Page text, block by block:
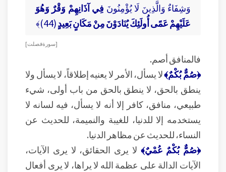
وَشِفَاءٌ وَالَّذِينَ لَا يُؤْمِنُونَ فِي آذَانِهِمْ وَقْرٌ وَهُوَ
عَلَيْهِمْ عَمًى أُولَئِكَ يُنَادَوْنَ مِنْ مَكَانٍ بَعِيدٍ(44)﴾
[ سورة فصلت ]
فالمنافق أصم.
﴿صُمٌّ بُكْمٌ﴾لا يسأل، الأمر لا يعنيه إطلاقاً، لا يسأل ولا
ينطق بالحق، لا ينطق بالحق من باب أولى، شيء
طبيعي، منافق، كافر إلا أنه لا يسأل، فيه لسانه لا
يستخدمه إلا للدنيا، للغيبة والنميمة، للحديث عن
النساء، للحديث عن مظاهر الدنيا.
﴿صُمٌّ بُكْمٌ عُمْيٌ﴾ لا يرى الحقائق، لا يرى الآيات،
الآيات الدالة على عظمة الله لا يراها، لا يرى أفعال